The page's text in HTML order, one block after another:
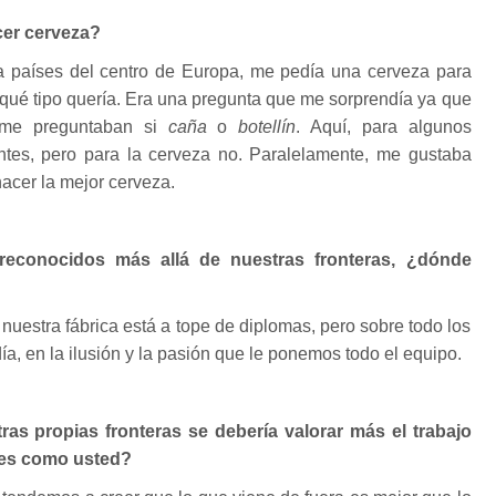
cerveza?
países del centro de Europa, me pedía una cerveza para
tipo quería. Era una pregunta que me sorprendía ya que
preguntaban si cañaobotellín. Aquí, para algunos
pero para la cerveza no. Paralelamente, me gustaba
la mejor cerveza.
más allá de nuestras fronteras, ¿dónde
fábrica está a tope de diplomas, pero sobre todo los
en la ilusión y la pasión que le ponemos todo el equipo.
propias fronteras se debería valorar más el trabajo
como usted?